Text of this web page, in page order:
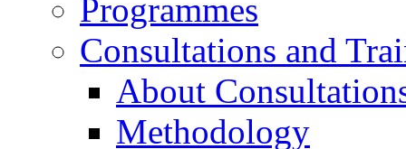
Programmes
Consultations and
About
Methodology